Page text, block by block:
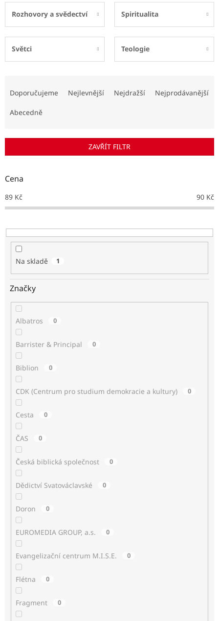
Rozhovory a svědectví Spiritualita
Světci Teologie
r
d
k
t
Doporučujeme Nejlevnější Nejdražší Nejprodávanější
Abecedně
ZAVŘÍT FILTR
Cena
89 Kč 90 Kč
Na skladě 1
Značky
Albatros 0
Barrister & Principal 0
Biblion 0
CDK (Centrum pro studium demokracie a kultury) 0
Cesta 0
ČAS 0
Česká biblická společnost 0
Dědictví Svatováclavské 0
Doron 0
EUROMEDIA GROUP, a.s. 0
Evangelizační centrum M.I.S.E. 0
Flétna 0
Fragment 0